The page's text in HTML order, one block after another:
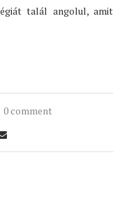
talál angolul, amit
0 comment